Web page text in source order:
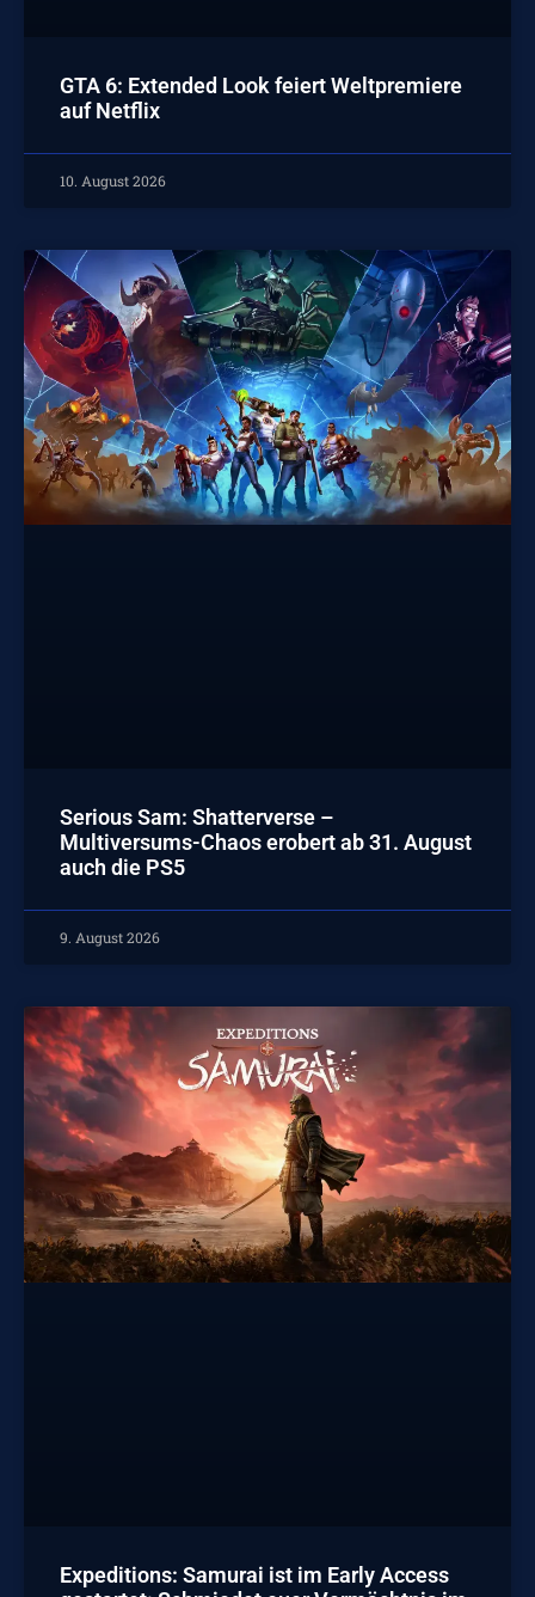
GTA 6: Extended Look feiert Weltpremiere
auf Netflix
10. August 2026
Serious Sam: Shatterverse –
Multiversums-Chaos erobert ab 31. August
auch die PS5
9. August 2026
Expeditions: Samurai ist im Early Access